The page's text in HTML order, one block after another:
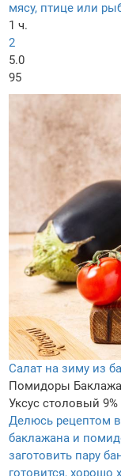
мясу, птице или
1 ч.
2
5.0
95
Салат на зиму из
Помидоры
Уксус столовый 9%
Делюсь рецептом
баклажана и
заготовить пару
готовится, хорошо